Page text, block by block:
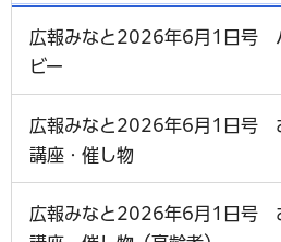
広報みなと2026年6月1日号
ビー
広報みなと2026年6月1日号
講座・催し物
広報みなと2026年6月1日号